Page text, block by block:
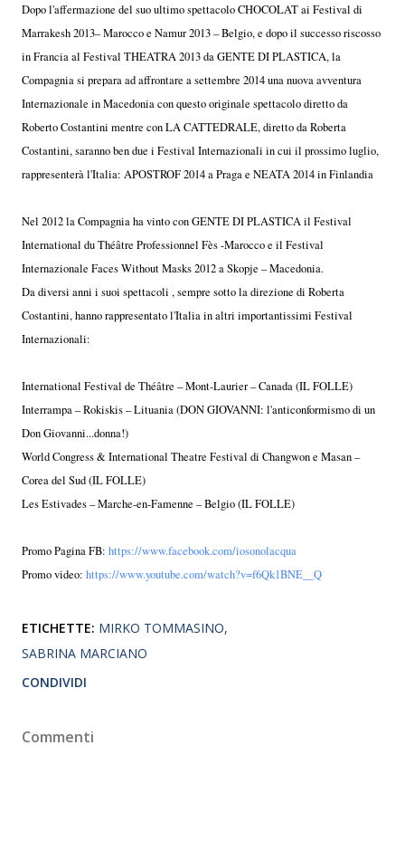
Dopo l'affermazione del suo ultimo spettacolo CHOCOLAT ai Festival di
Marrakesh 2013– Marocco e Namur 2013 – Belgio, e dopo il successo riscosso
in Francia al Festival THEATRA 2013 da GENTE DI PLASTICA, la
Compagnia si prepara ad affrontare a settembre 2014 una nuova avventura
Internazionale in Macedonia con questo originale spettacolo diretto da
Roberto Costantini mentre con LA CATTEDRALE, diretto da Roberta
Costantini, saranno ben due i Festival Internazionali in cui il prossimo luglio,
rappresenterà l'Italia: APOSTROF 2014 a Praga e NEATA 2014 in Finlandia
Nel 2012 la Compagnia ha vinto con GENTE DI PLASTICA il Festival
International du Théâtre Professionnel Fès -Marocco e il Festival
Internazionale Faces Without Masks 2012 a Skopje – Macedonia.
Da diversi anni i suoi spettacoli , sempre sotto la direzione di Roberta
Costantini, hanno rappresentato l'Italia in altri importantissimi Festival
Internazionali:
International Festival de Théâtre – Mont-Laurier – Canada (IL FOLLE)
Interrampa – Rokiskis – Lituania (DON GIOVANNI: l'anticonformismo di un
Don Giovanni...donna!)
World Congress & International Theatre Festival di Changwon e Masan –
Corea del Sud (IL FOLLE)
Les Estivades – Marche-en-Famenne – Belgio (IL FOLLE)
Promo Pagina FB: https://www.facebook.com/iosonolacqua
Promo video: https://www.youtube.com/watch?v=f6Qk1BNE__Q
ETICHETTE: MIRKO TOMMASINO
SABRINA MARCIANO
CONDIVIDI
Commenti